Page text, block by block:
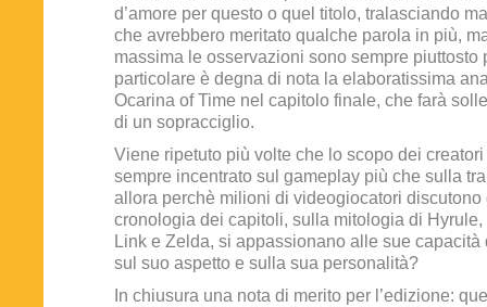
d’amore per questo o quel titolo, tralasciando
che avrebbero meritato qualche parola in più,
massima le osservazioni sono sempre piuttosto
particolare è degna di nota la elaboratissima
Ocarina of Time nel capitolo finale, che farà
di un sopracciglio.
Viene ripetuto più volte che lo scopo dei
sempre incentrato sul gameplay più che sulla
allora perchè milioni di videogiocatori discutono
cronologia dei capitoli, sulla mitologia di Hyrule,
Link e Zelda, si appassionano alle sue capacità
sul suo aspetto e sulla sua personalità?
In chiusura una nota di merito per l’edizione: